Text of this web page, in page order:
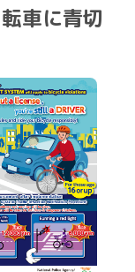
車に青切